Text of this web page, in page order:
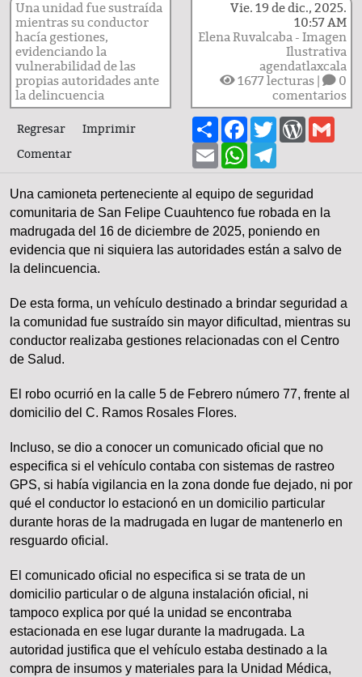
Una unidad fue sustraída
mientras su conductor
hacía gestiones,
evidenciando la
vulnerabilidad de las
propias autoridades ante
la delincuencia
Vie. 19 de dic., 2025.
10:57 AM
Elena Ruvalcaba - Imagen
Ilustrativa
agendatlaxcala
1677lecturas |
0
comentarios
Regresar
Imprimir
Comentar
ShareFacebook
Twitter
EmailWhatsApp
Una camioneta perteneciente al equipo de seguridad
comunitaria de San Felipe Cuauhtenco fue robada en la
madrugada del 16 de diciembre de 2025, poniendo en
evidencia que ni siquiera las autoridades están a salvo de
la delincuencia.
De esta forma, un vehículo destinado a brindar seguridad a
la comunidad fue sustraído sin mayor dificultad, mientras su
conductor realizaba gestiones relacionadas con el Centro
de Salud.
El robo ocurrió en la calle 5 de Febrero número 77, frente al
domicilio del C. Ramos Rosales Flores.
Incluso, se dio a conocer un comunicado oficial que no
especifica si el vehículo contaba con sistemas de rastreo
GPS, si había vigilancia en la zona donde fue dejado, ni por
qué el conductor lo estacionó en un domicilio particular
durante horas de la madrugada en lugar de mantenerlo en
resguardo oficial.
El comunicado oficial no especifica si se trata de un
domicilio particular o de alguna instalación oficial, ni
tampoco explica por qué la unidad se encontraba
estacionada en ese lugar durante la madrugada. La
autoridad justifica que el vehículo estaba destinado a la
compra de insumos y materiales para la Unidad Médica,